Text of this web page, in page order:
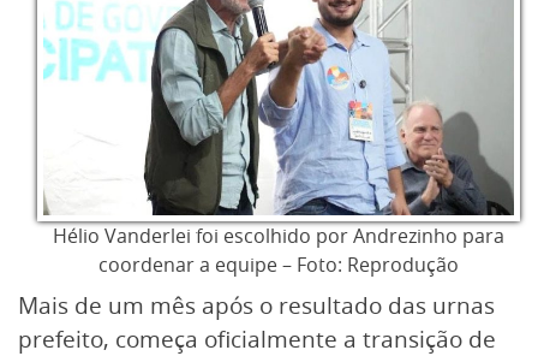
Hélio Vanderlei foi escolhido por Andrezinho para
coordenar a equipe – Foto: Reprodução
Mais de um mês após o resultado das urnas
prefeito, começa oficialmente a transição de